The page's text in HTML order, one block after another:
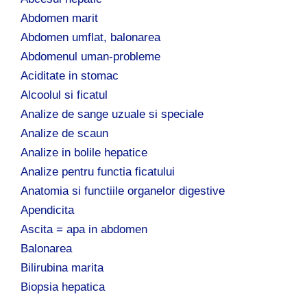
p
ă
Abdomen marit
Abdomen umflat, balonarea
Abdomenul uman-probleme
Aciditate in stomac
Alcoolul si ficatul
Analize de sange uzuale si speciale
Analize de scaun
Analize in bolile hepatice
Analize pentru functia ficatului
Anatomia si functiile organelor digestive
Apendicita
Ascita = apa in abdomen
Balonarea
Bilirubina marita
Biopsia hepatica